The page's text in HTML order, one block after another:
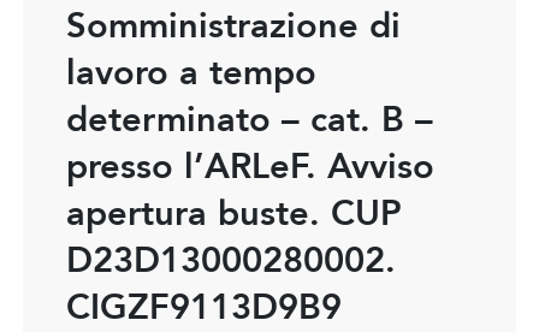
Somministrazione di
lavoro a tempo
determinato – cat. B –
presso l’ARLeF. Avviso
apertura buste. CUP
D23D13000280002.
CIGZF9113D9B9